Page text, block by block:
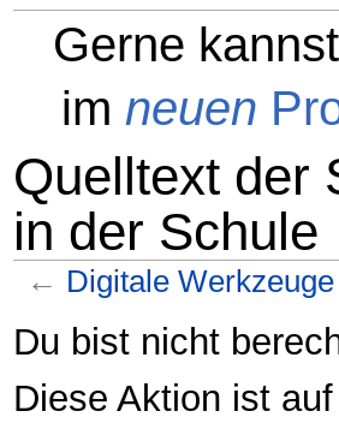
Gerne
im neuen
Quelltext der
in der Schule
← Digitale
Du bist nicht
Diese Aktion ist